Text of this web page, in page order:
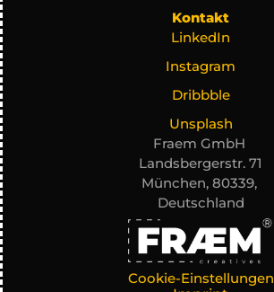
Kontakt
LinkedIn
Instagram
Dribbble
Unsplash
Fraem GmbH
Landsbergerstr. 71
München, 80339,
Deutschland
Cookie-Einstellungen